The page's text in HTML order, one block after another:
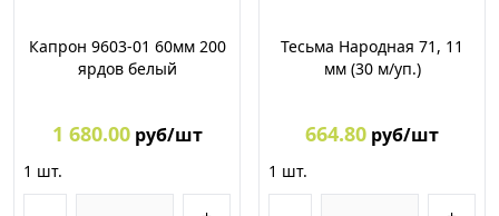
Капрон 9603-01 60мм 200
ярдов белый
1 680.00 руб/шт
1 шт.
Тесьма Народная 71, 11
мм (30 м/уп.)
664.80 руб/шт
1 шт.